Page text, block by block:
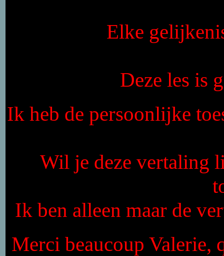
Elke
Deze les is
Ik heb de persoonlijke
Wil je deze vertaling
Ik ben alleen maar de
Merci beaucoup Valerie,